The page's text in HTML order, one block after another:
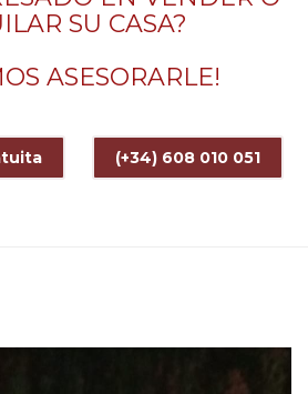
SU CASA?
ASESORARLE!
(+34) 608 010 051